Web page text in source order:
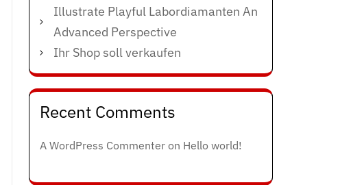
Illustrate Playful Labordiamanten An
Advanced Perspective
Ihr Shop soll verkaufen
Recent Comments
A WordPress Commenter on Hello world!